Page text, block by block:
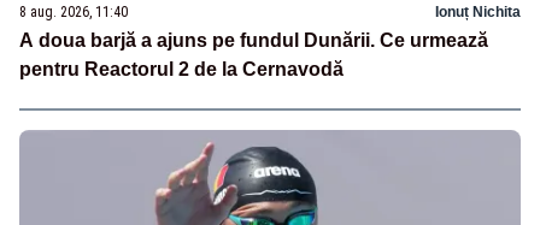
8 aug. 2026, 11:40 Ionuț Nichita
A doua barjă a ajuns pe fundul Dunării. Ce urmează
pentru Reactorul 2 de la Cernavodă